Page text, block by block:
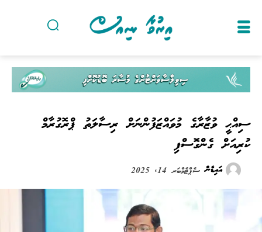
ސިއްޙީ ވުޒާރާގެ މުވައްޒަފުންނަށް ރިސާލަތު ޕްރޮގުރާމް
ކުރިއަށް ގެންގޮސްފި
އައިޑެން ސެޕްޓެމްބަރ 14, 2025